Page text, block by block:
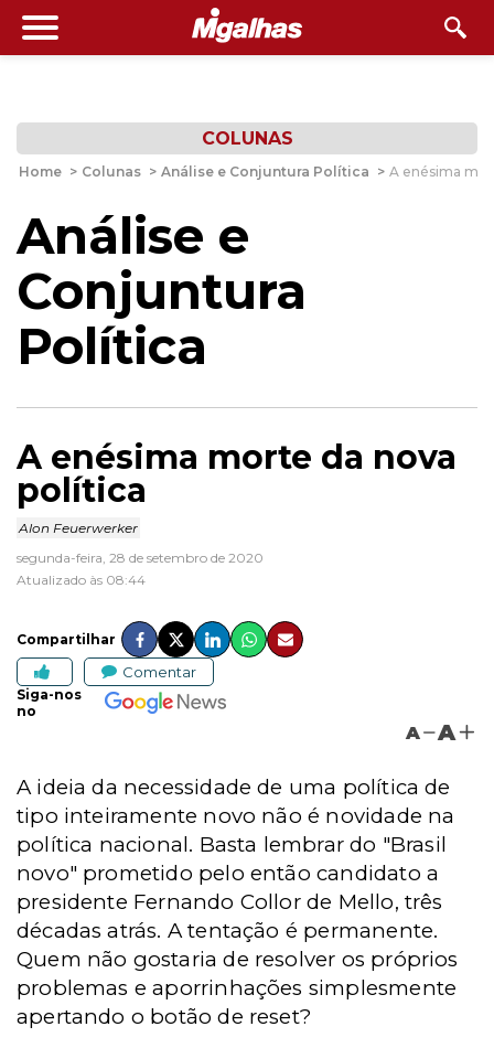
COLUNAS
Home > Colunas > Análise e Conjuntura Política > A enésima
Análise e
Conjuntura
Política
A enésima morte da nova
política
Alon Feuerwerker
segunda-feira, 28 de setembro de 2020
Atualizado às 08:44
Compartilhar
Comentar
Siga-nos
no
A A
A ideia da necessidade de uma política de
tipo inteiramente novo não é novidade na
política nacional. Basta lembrar do "Brasil
novo" prometido pelo então candidato a
presidente Fernando Collor de Mello, três
décadas atrás. A tentação é permanente.
Quem não gostaria de resolver os próprios
problemas e aporrinhações simplesmente
apertando o botão de reset?